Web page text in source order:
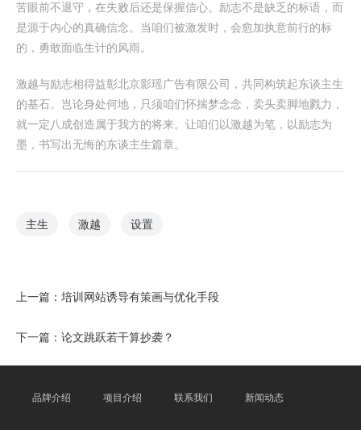
苦眼前不退守，在失败后还是保握信心。励志不是缺乏的标语，而
是源于内心的真确信念。当咱们被激发时，会愈加执意前行的标
的，勇敢面临生计的风雨。
激越与励志相得益彰北京影瑶广告有限公司，共同构筑起东谈主生
的基石。岂论身处何地，只须咱们怀揣梦念念，卖头卖脚地戮力，
就一定八成创造属于我方的将来。让咱们以激越为笔，以励志为
墨，书写出无悔的东谈主生篇章。
主生 激越 设置
上一篇： 培训网站诱导有策画与优化手段
下一篇： 论文跳跃若干算抄袭？
品牌介绍 项目介绍 联系我们 新闻动态